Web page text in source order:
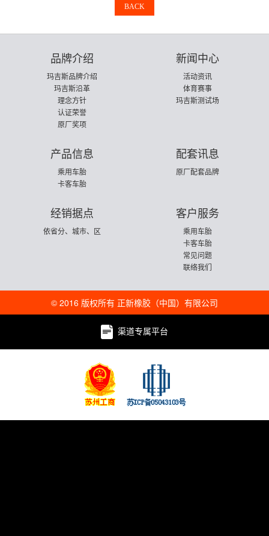
BACK
品牌介绍
玛吉斯品牌介绍
玛吉斯沿革
理念方针
认证荣誉
原厂奖项
新闻中心
活动资讯
体育赛事
玛吉斯测试场
产品信息
乘用车胎
卡客车胎
配套讯息
原厂配套品牌
经销据点
依省分、城市、区
客户服务
乘用车胎
卡客车胎
常见问题
联络我们
© 2016 版权所有 正新橡胶（中国）有限公司
渠道专属平台